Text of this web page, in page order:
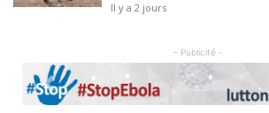
Il y a 2 jours
- Publicité -
Previous